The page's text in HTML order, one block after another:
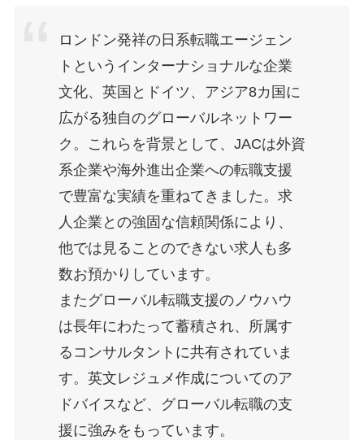
ロンドン発祥の日系転職エージェン
トというインターナショナルな企業
文化、英国とドイツ、アジア8カ国に
広がる独自のグローバルネットワー
ク。これらを背景として、JACは外資
系企業や海外進出企業への転職支援
で豊富な実績を重ねてきました。求
人企業との強固な信頼関係により、
他では見ることのできない求人も多
数お預かりしています。
またグローバル転職支援のノウハウ
は長年にわたって蓄積され、所属す
るコンサルタントに共有されていま
す。英文レジュメ作成についてのア
ドバイスなど、グローバル転職の支
援に強みをもっています。